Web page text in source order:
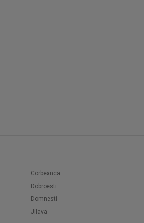
Corbeanca
Dobroesti
Domnesti
Jilava